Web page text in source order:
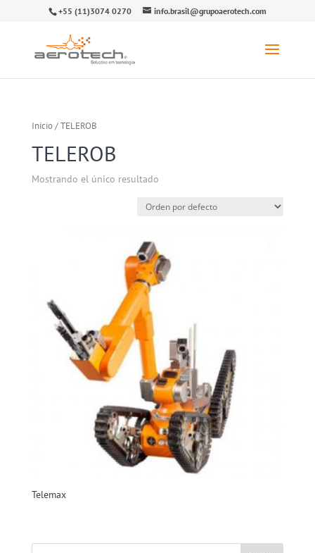
+55 (11)3074 0270 info.brasil@grupoaerotech.com
Inicio/ TELEROB
TELEROB
Mostrando el único resultado
Telemax